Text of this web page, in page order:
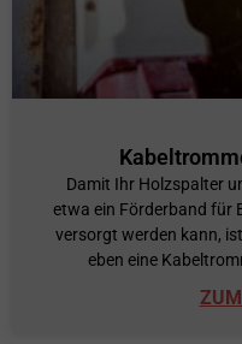
Damit Ihr Holzspalter
etwa ein Förderband für
versorgt werden kann,
eben eine